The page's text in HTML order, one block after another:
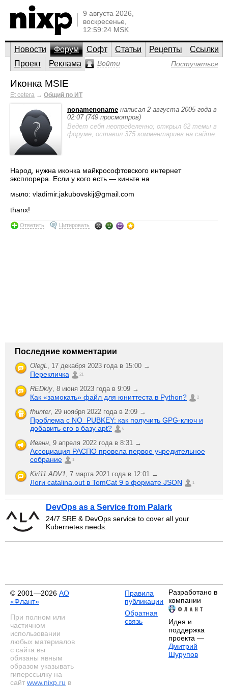
9 августа 2026,
воскресенье,
12:59:24 MSK
Новости Форум Софт Статьи Рецепты
Ссылки
Проект
Реклама Войти Постучаться
Иконка MSIE
Et cetera → Общий по ИТ
nonamenoname написал 2 августа 2005 года в
02:07 (749 просмотров)
Ведет себя неопределенно; открыл 62 темы в
форуме, оставил 375 комментариев на сайте.
Hарод, нужна иконка майкрософтовского интернет
эксплорера. Eсли у кого есть — киньте на
мыло: vladimir.jakubovskij@gmail.com
thanx!
Ответить Цитировать
Последние комментарии
OlegL, 17 декабря 2023 года в 15:00 →
Перекличка 21
REDkiy, 8 июня 2023 года в 9:09 →
Как «замокать» файл для юниттеста в Python? 2
fhunter, 29 ноября 2022 года в 2:09 →
Проблема с NO_PUBKEY: как получить GPG-ключ и
добавить его в базу apt?
6
Иванн, 9 апреля 2022 года в 8:31 →
Ассоциация РАСПО провела первое учредительное
собрание
1
Kiri11.ADV1, 7 марта 2021 года в 12:01 →
Логи catalina.out в TomCat 9 в формате JSON 1
DevOps as a Service from Palark
24/7 SRE & DevOps service to cover all your
Kubernetes needs.
© 2001—2026 АО
«Флант»
При полном или
частичном
использовании
любых материалов
с сайта вы
обязаны явным
образом указывать
гиперссылку на
сайт www.nixp.ru в
Правила
публикации
Обратная
связь
Разработано в
компании
Идея и
поддержка
проекта —
Дмитрий
Шурупов